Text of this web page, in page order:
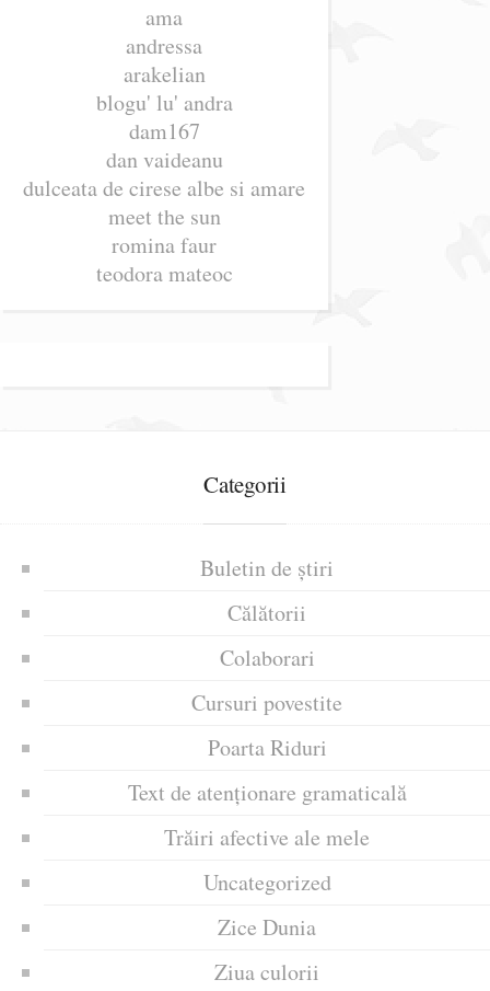
ama
andressa
arakelian
blogu' lu' andra
dam167
dan vaideanu
dulceata de cirese albe si amare
meet the sun
romina faur
teodora mateoc
Categorii
Buletin de știri
Călătorii
Colaborari
Cursuri povestite
Poarta Riduri
Text de atenționare gramaticală
Trăiri afective ale mele
Uncategorized
Zice Dunia
Ziua culorii